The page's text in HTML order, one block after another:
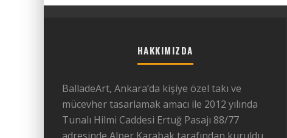
HAKKIMIZDA
BalladeArt, Ankara’da kişiye özel takı ve
mücevher tasarlamak amacı ile 2012 yılında
Tunalı Hilmi Caddesi Ertuğ Pasajı 88/77